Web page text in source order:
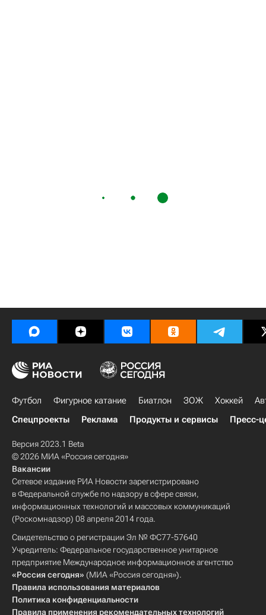
Футбол Фигурное катание Биатлон ЗОЖ Хоккей
Спецпроекты
Реклама Продукты и сервисы Пресс-
Версия 2023.1 Beta
© 2026 МИА «Россия сегодня»
Вакансии
Сетевое издание РИА Новости зарегистрировано
в Федеральной службе по надзору в сфере связи,
информационных технологий и массовых коммуникаций
(Роскомнадзор) 08 апреля 2014 года.
Свидетельство о регистрации Эл № ФС77-57640
Учредитель: Федеральное государственное унитарное
предприятие Международное информационное агентство
«Россия сегодня» (МИА «Россия сегодня»).
Правила использования материалов
Политика конфиденциальности
Правила применения рекомендательных технологий